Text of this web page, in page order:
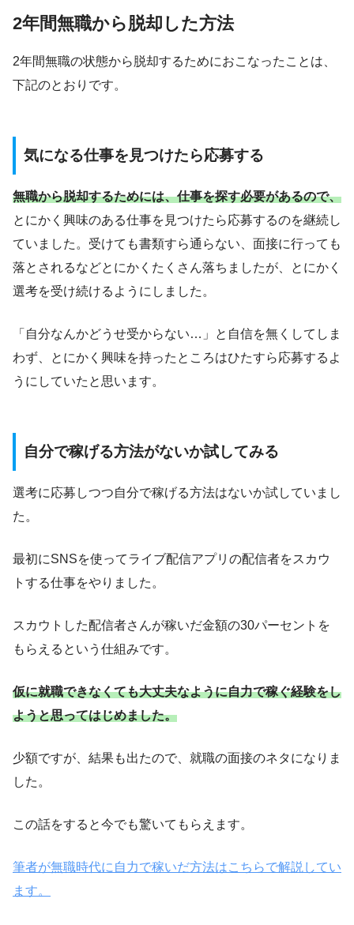
2年間無職から脱却した方法
2年間無職の状態から脱却するためにおこなったことは、
下記のとおりです。
気になる仕事を見つけたら応募する
無職から脱却するためには、仕事を探す必要があるので、
とにかく興味のある仕事を見つけたら応募するのを継続し
ていました。受けても書類すら通らない、面接に行っても
落とされるなどとにかくたくさん落ちましたが、とにかく
選考を受け続けるようにしました。
「自分なんかどうせ受からない…」と自信を無くしてしま
わず、とにかく興味を持ったところはひたすら応募するよ
うにしていたと思います。
自分で稼げる方法がないか試してみる
選考に応募しつつ自分で稼げる方法はないか試していまし
た。
最初にSNSを使ってライブ配信アプリの配信者をスカウ
トする仕事をやりました。
スカウトした配信者さんが稼いだ金額の30パーセントを
もらえるという仕組みです。
仮に就職できなくても大丈夫なように自力で稼ぐ経験をし
ようと思ってはじめました。
少額ですが、結果も出たので、就職の面接のネタになりま
した。
この話をすると今でも驚いてもらえます。
筆者が無職時代に自力で稼いだ方法はこちらで解説してい
ます。